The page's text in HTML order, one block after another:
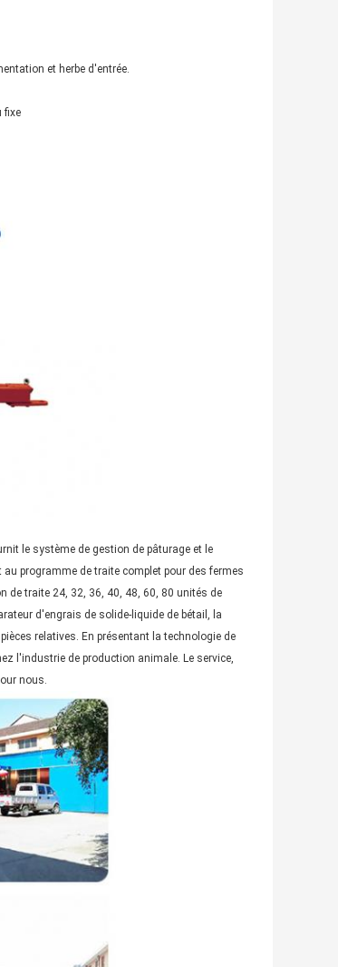
et herbe d'entrée.
fixe
le système de gestion de pâturage et le
programme de traite complet pour des fermes
de traite 24, 32, 36, 40, 48, 60, 80 unités de
d'engrais de solide-liquide de bétail, la
relatives. En présentant la technologie de
l'industrie de production animale. Le service,
nous.